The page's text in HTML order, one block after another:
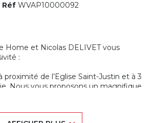
Réf WVAP10000092
Home et Nicolas DELIVET vous
:
proximité de l’Eglise Saint-Justin et à 3
Nous vous proposons un magnifique
sur le palier privatif complètent ce bien.